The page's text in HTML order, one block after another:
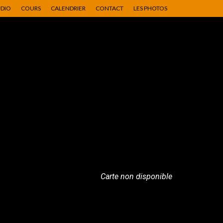
COURS CALENDRIER CONTACT LES PHOTOS
Carte non disponible